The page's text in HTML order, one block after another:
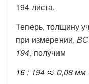
194 листа.
Теперь, толщину
при измерении, ВС
194, получим
16: 194 0,08 мм